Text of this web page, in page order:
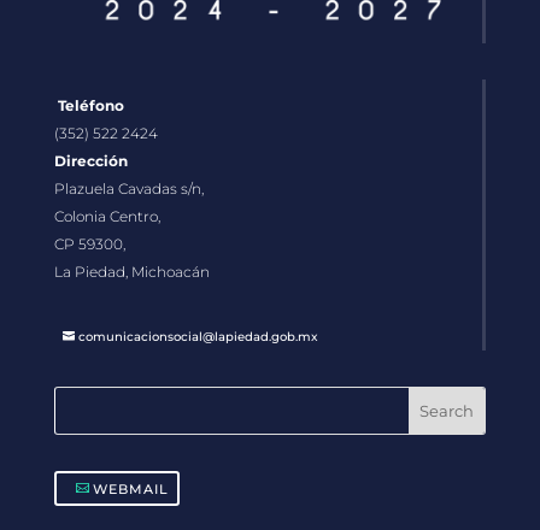
Teléfono
(352) 522 2424
Dirección
Plazuela Cavadas s/n,
Colonia Centro,
CP 59300,
La Piedad, Michoacán
comunicacionsocial@lapiedad.gob.mx
WEBMAIL